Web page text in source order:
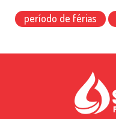
período de férias